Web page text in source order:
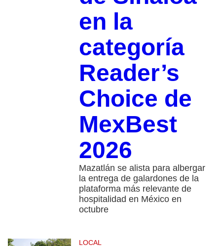
en la
categoría
Reader’s
Choice de
MexBest
2026
Mazatlán se alista para albergar
la entrega de galardones de la
plataforma más relevante de
hospitalidad en México en
octubre
LOCAL